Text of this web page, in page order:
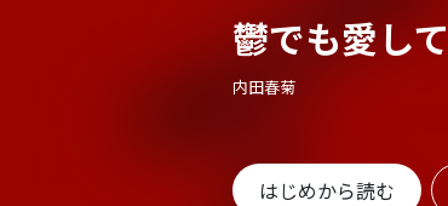
鬱でも愛して
内田春菊
はじめから読む